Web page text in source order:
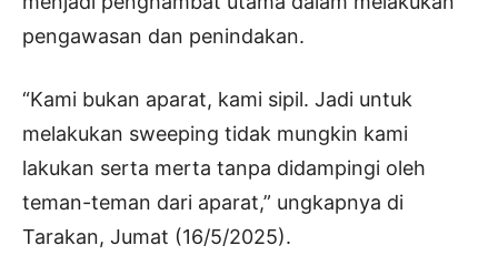
pengawasan dan penindakan.
“Kami bukan aparat, kami sipil. Jadi untuk
melakukan sweeping tidak mungkin kami
lakukan serta merta tanpa didampingi oleh
teman-teman dari aparat,” ungkapnya di
Tarakan, Jumat (16/5/2025).